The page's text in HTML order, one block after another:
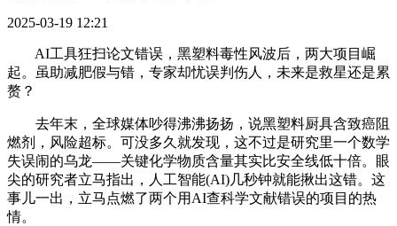
2025-03-19 12:21
AI工具狂扫论文错误，黑塑料毒性风波后，两大项目崛
起。虽助减肥假与错，专家却忧误判伤人，未来是救星还是累
赘？
去年末，全球媒体吵得沸沸扬扬，说黑塑料厨具含致癌阻
燃剂，风险超标。可没多久就发现，这不过是研究里一个数学
失误闹的乌龙——关键化学物质含量其实比安全线低十倍。眼
尖的研究者立马指出，人工智能(AI)几秒钟就能揪出这错。这
事儿一出，立马点燃了两个用AI查科学文献错误的项目的热
情。